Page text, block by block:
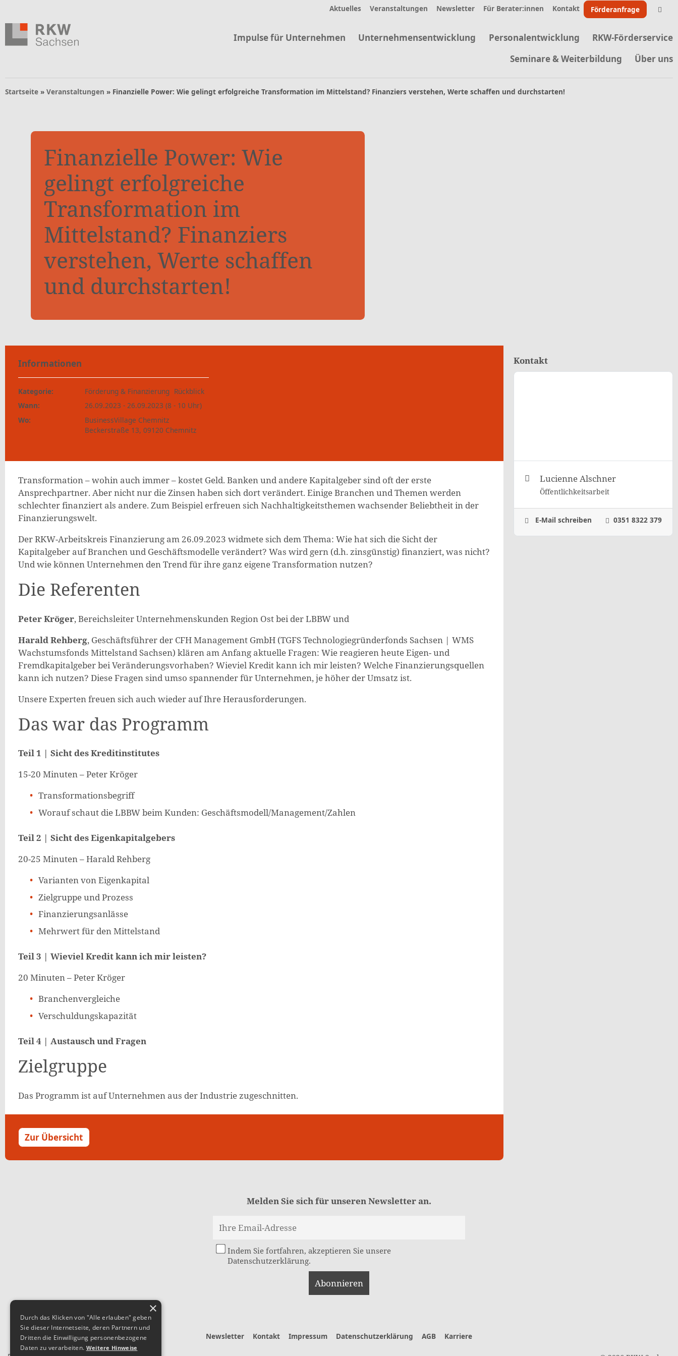
Impulse für Unternehmen Unternehmensentwicklung Personalentwicklung
RKW-Förderservice
Seminare & Weiterbildung
Über uns
Aktuelles Veranstaltungen Newsletter Für Berater:innen Kontakt Förderanfrage
Startseite » Veranstaltungen » Finanzielle Power: Wie gelingt erfolgreiche Transformation im Mittelstand? Finanziers verstehen, Werte schaffen und durchstarten!
Finanzielle Power: Wie
gelingt erfolgreiche
Transformation im
Mittelstand? Finanziers
verstehen, Werte schaffen
und durchstarten!
Informationen
Kategorie: Förderung & Finanzierung Rückblick
Wann:
26.09.2023 - 26.09.2023 (8 - 10 Uhr)
Wo:
BusinessVillage Chemnitz
Beckerstraße 13, 09120 Chemnitz
Transformation – wohin auch immer – kostet Geld. Banken und andere Kapitalgeber sind oft der erste
Ansprechpartner. Aber nicht nur die Zinsen haben sich dort verändert. Einige Branchen und Themen werden
schlechter finanziert als andere. Zum Beispiel erfreuen sich Nachhaltigkeitsthemen wachsender Beliebtheit in der
Finanzierungswelt.
Der RKW-Arbeitskreis Finanzierung am 26.09.2023 widmete sich dem Thema: Wie hat sich die Sicht der
Kapitalgeber auf Branchen und Geschäftsmodelle verändert? Was wird gern (d.h. zinsgünstig) finanziert, was nicht?
Und wie können Unternehmen den Trend für ihre ganz eigene Transformation nutzen?
Die Referenten
Peter Kröger, Bereichsleiter Unternehmenskunden Region Ost bei der LBBW und
Harald Rehberg, Geschäftsführer der CFH Management GmbH (TGFS Technologiegründerfonds Sachsen | WMS
Wachstumsfonds Mittelstand Sachsen) klären am Anfang aktuelle Fragen: Wie reagieren heute Eigen- und
Fremdkapitalgeber bei Veränderungsvorhaben? Wieviel Kredit kann ich mir leisten? Welche Finanzierungsquellen
kann ich nutzen? Diese Fragen sind umso spannender für Unternehmen, je höher der Umsatz ist.
Unsere Experten freuen sich auch wieder auf Ihre Herausforderungen.
Das war das Programm
Teil 1 | Sicht des Kreditinstitutes
15-20 Minuten – Peter Kröger
Transformationsbegriff
Worauf schaut die LBBW beim Kunden: Geschäftsmodell/Management/Zahlen
Teil 2 | Sicht des Eigenkapitalgebers
20-25 Minuten – Harald Rehberg
Varianten von Eigenkapital
Zielgruppe und Prozess
Finanzierungsanlässe
Mehrwert für den Mittelstand
Teil 3 | Wieviel Kredit kann ich mir leisten?
20 Minuten – Peter Kröger
Branchenvergleiche
Verschuldungskapazität
Teil 4 | Austausch und Fragen
Zielgruppe
Das Programm ist auf Unternehmen aus der Industrie zugeschnitten.
Zur Übersicht
Kontakt
Lucienne Alschner
Öffentlichkeitsarbeit
E-Mail schreiben 0351 8322 379
Melden Sie sich für unseren Newsletter an.
Indem Sie fortfahren, akzeptieren Sie unsere
Datenschutzerklärung.
Newsletter Kontakt Impressum Datenschutzerklärung AGB Karriere
×
Durch das Klicken von "Alle erlauben" geben
Sie dieser Internetseite, deren Partnern und
Dritten die Einwilligung personenbezogene
Daten zu verarbeiten. Weitere Hinweise